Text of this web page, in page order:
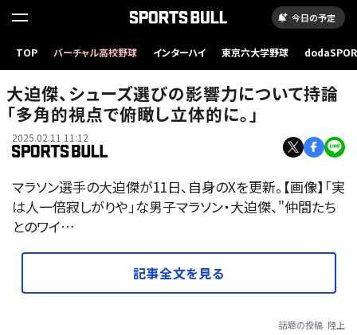
今日の予定
TOP バーチャル高校野球 インターハイ 東京六大学野球
大迫傑、シューズ選びの影響力について持論
「多角的視点で俯瞰し立体的に。」
2025.02.11 11:12
マラソン選手の大迫傑が11日、自身のXを更新。【画像】「実
は人一倍寂しがりや」な男子マラソン・大迫傑、"仲間たち
とのワイ…
記事全文を見る
話題の投稿 陸上